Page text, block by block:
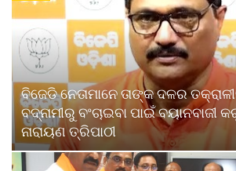
ବିଜେଡି ନେତାମାନେ ତାଙ୍କ ଦଳର
ବଦ୍ନାମୀରୁ ବଂଚାଇବା ପାଇଁ ବୟାନବାଜୀ
ନାରାୟଣ ତ୍ରିପାଠୀ